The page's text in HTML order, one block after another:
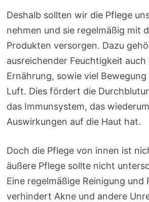
Deshalb sollten wir die Pflege
nehmen und sie regelmäßig mit
Produkten versorgen. Dazu
ausreichender Feuchtigkeit auch
Ernährung, sowie viel
Luft. Dies fördert die
das Immunsystem, das
Auswirkungen auf die Haut hat.
Doch die Pflege von innen ist
äußere Pflege sollte nicht
Eine regelmäßige Reinigung und
verhindert Akne und andere